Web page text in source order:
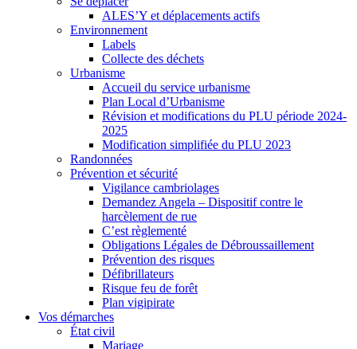
ALES’Y et déplacements actifs
Environnement
Labels
Collecte des déchets
Urbanisme
Accueil du service urbanisme
Plan Local d’Urbanisme
Révision et modifications du PLU période 2024-
2025
Modification simplifiée du PLU 2023
Randonnées
Prévention et sécurité
Vigilance cambriolages
Demandez Angela – Dispositif contre le
harcèlement de rue
C’est règlementé
Obligations Légales de Débroussaillement
Prévention des risques
Défibrillateurs
Risque feu de forêt
Plan vigipirate
Vos démarches
État civil
Mariage